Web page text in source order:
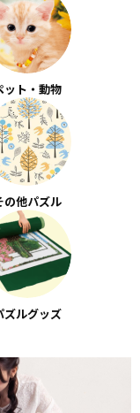
ット・動物
の他パズル
ズルグッズ